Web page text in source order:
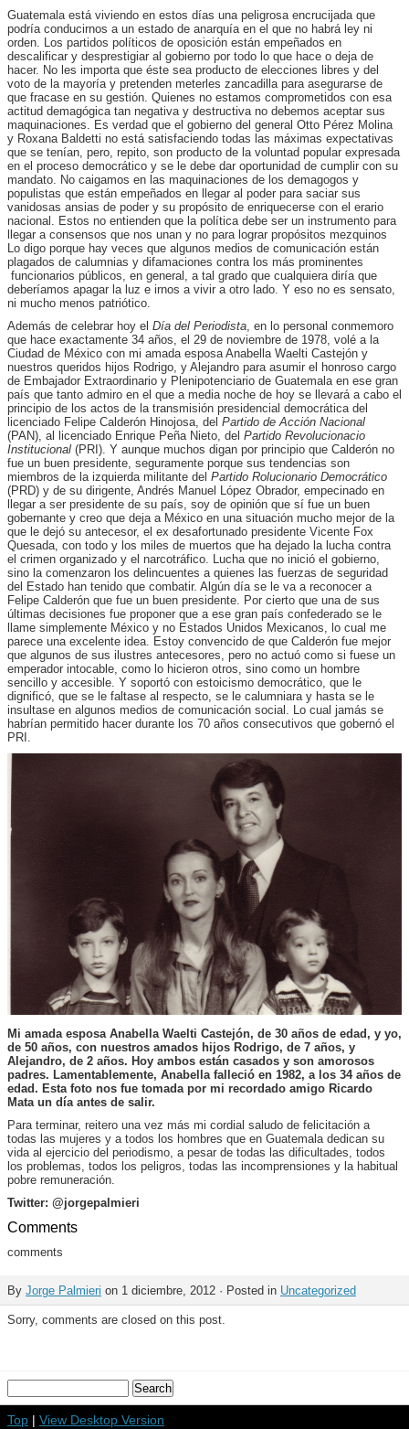
Guatemala está viviendo en estos días una peligrosa encrucijada que
podría conducirnos a un estado de anarquía en el que no habrá ley ni
orden. Los partidos políticos de oposición están empeñados en
descalificar y desprestigiar al gobierno por todo lo que hace o deja de
hacer. No les importa que éste sea producto de elecciones libres y del
voto de la mayoría y pretenden meterles zancadilla para asegurarse de
que fracase en su gestión. Quienes no estamos comprometidos con esa
actitud demagógica tan negativa y destructiva no debemos aceptar sus
maquinaciones. Es verdad que el gobierno del general Otto Pérez Molina
y Roxana Baldetti no está satisfaciendo todas las máximas expectativas
que se tenían, pero, repito, son producto de la voluntad popular expresada
en el proceso democrático y se le debe dar oportunidad de cumplir con su
mandato. No caigamos en las maquinaciones de los demagogos y
populistas que están empeñados en llegar al poder para saciar sus
vanidosas ansias de poder y su propósito de enriquecerse con el erario
nacional. Estos no entienden que la política debe ser un instrumento para
llegar a consensos que nos unan y no para lograr propósitos mezquinos
Lo digo porque hay veces que algunos medios de comunicación están
plagados de calumnias y difamaciones contra los más prominentes
funcionarios públicos, en general, a tal grado que cualquiera diría que
deberíamos apagar la luz e irnos a vivir a otro lado. Y eso no es sensato,
ni mucho menos patriótico.
Además de celebrar hoy el Día del Periodista, en lo personal conmemoro
que hace exactamente 34 años, el 29 de noviembre de 1978, volé a la
Ciudad de México con mi amada esposa Anabella Waelti Castejón y
nuestros queridos hijos Rodrigo, y Alejandro para asumir el honroso cargo
de Embajador Extraordinario y Plenipotenciario de Guatemala en ese gran
país que tanto admiro en el que a media noche de hoy se llevará a cabo el
principio de los actos de la transmisión presidencial democrática del
licenciado Felipe Calderón Hinojosa, del Partido de Acción Nacional
(PAN), al licenciado Enrique Peña Nieto, del Partido Revolucionacio
Institucional (PRI). Y aunque muchos digan por principio que Calderón no
fue un buen presidente, seguramente porque sus tendencias son
miembros de la izquierda militante del Partido Rolucionario Democrático
(PRD) y de su dirigente, Andrés Manuel López Obrador, empecinado en
llegar a ser presidente de su país, soy de opinión que sí fue un buen
gobernante y creo que deja a México en una situación mucho mejor de la
que le dejó su antecesor, el ex desafortunado presidente Vicente Fox
Quesada, con todo y los miles de muertos que ha dejado la lucha contra
el crimen organizado y el narcotráfico. Lucha que no inició el gobierno,
sino la comenzaron los delincuentes a quienes las fuerzas de seguridad
del Estado han tenido que combatir. Algún día se le va a reconocer a
Felipe Calderón que fue un buen presidente. Por cierto que una de sus
últimas decisiones fue proponer que a ese gran país confederado se le
llame simplemente México y no Estados Unidos Mexicanos, lo cual me
parece una excelente idea. Estoy convencido de que Calderón fue mejor
que algunos de sus ilustres antecesores, pero no actuó como si fuese un
emperador intocable, como lo hicieron otros, sino como un hombre
sencillo y accesible. Y soportó con estoicismo democrático, que le
dignificó, que se le faltase al respecto, se le calumniara y hasta se le
insultase en algunos medios de comunicación social. Lo cual jamás se
habrían permitido hacer durante los 70 años consecutivos que gobernó el
PRI.
Mi amada esposa Anabella Waelti Castejón, de 30 años de edad, y yo,
de 50 años, con nuestros amados hijos Rodrigo, de 7 años, y
Alejandro, de 2 años. Hoy ambos están casados y son amorosos
padres. Lamentablemente, Anabella falleció en 1982, a los 34 años de
edad. Esta foto nos fue tomada por mi recordado amigo Ricardo
Mata un día antes de salir.
Para terminar, reitero una vez más mi cordial saludo de felicitación a
todas las mujeres y a todos los hombres que en Guatemala dedican su
vida al ejercicio del periodismo, a pesar de todas las dificultades, todos
los problemas, todos los peligros, todas las incomprensiones y la habitual
pobre remuneración.
Twitter: @jorgepalmieri
Comments
comments
By Jorge Palmieri on 1 diciembre, 2012 · Posted in Uncategorized
Sorry, comments are closed on this post.
Top | View Desktop Version